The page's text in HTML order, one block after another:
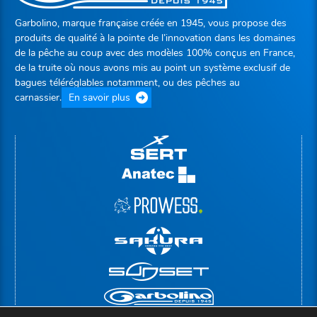
Garbolino, marque française créée en 1945, vous propose des
produits de qualité à la pointe de l’innovation dans les domaines
de la pêche au coup avec des modèles 100% conçus en France,
de la truite où nous avons mis au point un système exclusif de
bagues téléréglables notamment, ou des pêches au
carnassier. En savoir plus